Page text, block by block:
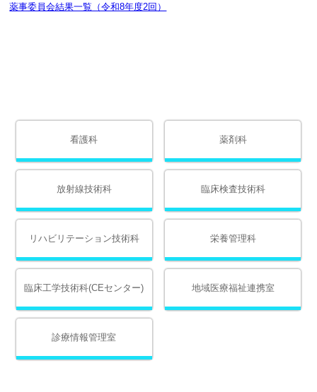
薬事委員会結果一覧（令和8年度2回）
看護科 薬剤科
放射線技術科 臨床検査技術科
リハビリテーション技術科 栄養管理科
臨床工学技術科(CEセンター) 地域医療福祉連携室
診療情報管理室